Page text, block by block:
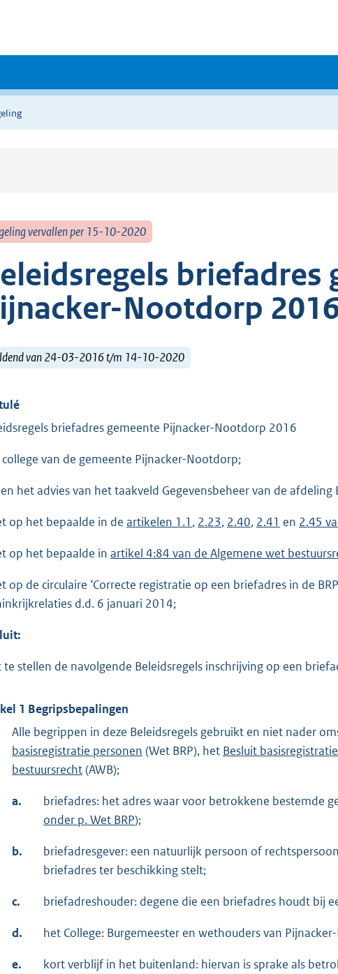
vervallen per 15-10-2020
briefadres
Nootdorp
van 24-03-2016 t/m 14-10-2020
briefadres gemeente Pijnacker-Nootdorp 2016
van de gemeente Pijnacker-Nootdorp;
het advies van het taakveld Gegevensbeheer van de
op het bepaalde in de artikelen 1.1 , 2.23, 2.40, 2.41 en 2.45
op het bepaalde in artikel 4:84 van de Algemene wet
op de circulaire ‘Correcte registratie op een briefadres in de
d.d. 6 januari 2014;
te stellen de navolgende Beleidsregels inschrijving op een
1 Begripsbepalingen
Alle begrippen in deze Beleidsregels gebruikt en niet nader
basisregistratie personen (Wet BRP), het Besluit
bestuursrecht(AWB);
a. briefadres: het adres waar voor betrokkene bestemde
onder p. Wet BRP);
b. briefadresgever: een natuurlijk persoon of
briefadres ter beschikking stelt;
c. briefadreshouder: degene die een briefadres houdt bij
d. het College: Burgemeester en wethouders van
e.
kort verblijf in het buitenland: hiervan is sprake als